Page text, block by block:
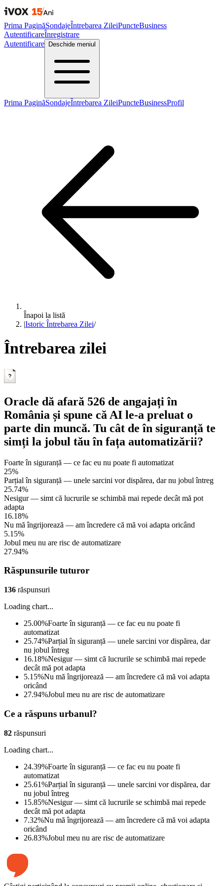
Prima PaginăSondajeÎntrebarea ZileiPuncteBusiness
AutentificareÎnregistrare
Autentificare
Deschide meniul
Prima PaginăSondajeÎntrebarea ZileiPuncteBusinessProfil
Înapoi la listă
|Istoric Întrebarea Zilei/
Întrebarea zilei
Oracle dă afară 526 de angajați în
România și spune că AI le-a preluat o
parte din muncă. Tu cât de în siguranță te
simți la jobul tău în fața automatizării?
Foarte în siguranță — ce fac eu nu poate fi automatizat
25%
Parțial în siguranță — unele sarcini vor dispărea, dar nu jobul întreg
25.74%
Nesigur — simt că lucrurile se schimbă mai repede decât mă pot
adapta
16.18%
Nu mă îngrijorează — am încredere că mă voi adapta oricând
5.15%
Jobul meu nu are risc de automatizare
27.94%
Răspunsurile tuturor
136 răspunsuri
Loading chart...
25.00%Foarte în siguranță — ce fac eu nu poate fi
automatizat
25.74%Parțial în siguranță — unele sarcini vor dispărea, dar
nu jobul întreg
16.18%Nesigur — simt că lucrurile se schimbă mai repede
decât mă pot adapta
5.15%Nu mă îngrijorează — am încredere că mă voi adapta
oricând
27.94%Jobul meu nu are risc de automatizare
Ce a răspuns urbanul?
82 răspunsuri
Loading chart...
24.39%Foarte în siguranță — ce fac eu nu poate fi
automatizat
25.61%Parțial în siguranță — unele sarcini vor dispărea, dar
nu jobul întreg
15.85%Nesigur — simt că lucrurile se schimbă mai repede
decât mă pot adapta
7.32%Nu mă îngrijorează — am încredere că mă voi adapta
oricând
26.83%Jobul meu nu are risc de automatizare